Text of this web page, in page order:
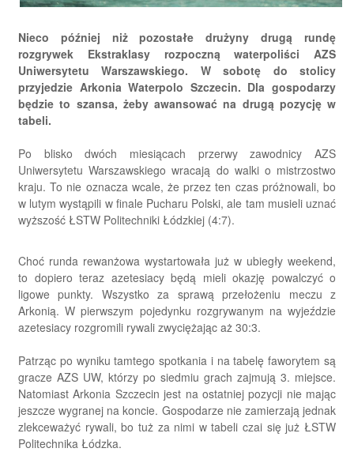
Nieco później niż pozostałe drużyny drugą rundę
rozgrywek Ekstraklasy rozpoczną waterpoliści AZS
Uniwersytetu Warszawskiego. W sobotę do stolicy
przyjedzie Arkonia Waterpolo Szczecin. Dla gospodarzy
będzie to szansa, żeby awansować na drugą pozycję w
tabeli.
Po blisko dwóch miesiącach przerwy zawodnicy AZS
Uniwersytetu Warszawskiego wracają do walki o mistrzostwo
kraju. To nie oznacza wcale, że przez ten czas próżnowali, bo
w lutym wystąpili w finale Pucharu Polski, ale tam musieli uznać
wyższość ŁSTW Politechniki Łódzkiej (4:7).
Choć runda rewanżowa wystartowała już w ubiegły weekend,
to dopiero teraz azetesiacy będą mieli okazję powalczyć o
ligowe punkty. Wszystko za sprawą przełożeniu meczu z
Arkonią. W pierwszym pojedynku rozgrywanym na wyjeździe
azetesiacy rozgromili rywali zwyciężając aż 30:3.
Patrząc po wyniku tamtego spotkania i na tabelę faworytem są
gracze AZS UW, którzy po siedmiu grach zajmują 3. miejsce.
Natomiast Arkonia Szczecin jest na ostatniej pozycji nie mając
jeszcze wygranej na koncie. Gospodarze nie zamierzają jednak
zlekceważyć rywali, bo tuż za nimi w tabeli czai się już ŁSTW
Politechnika Łódzka.